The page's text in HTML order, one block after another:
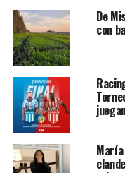
De
con